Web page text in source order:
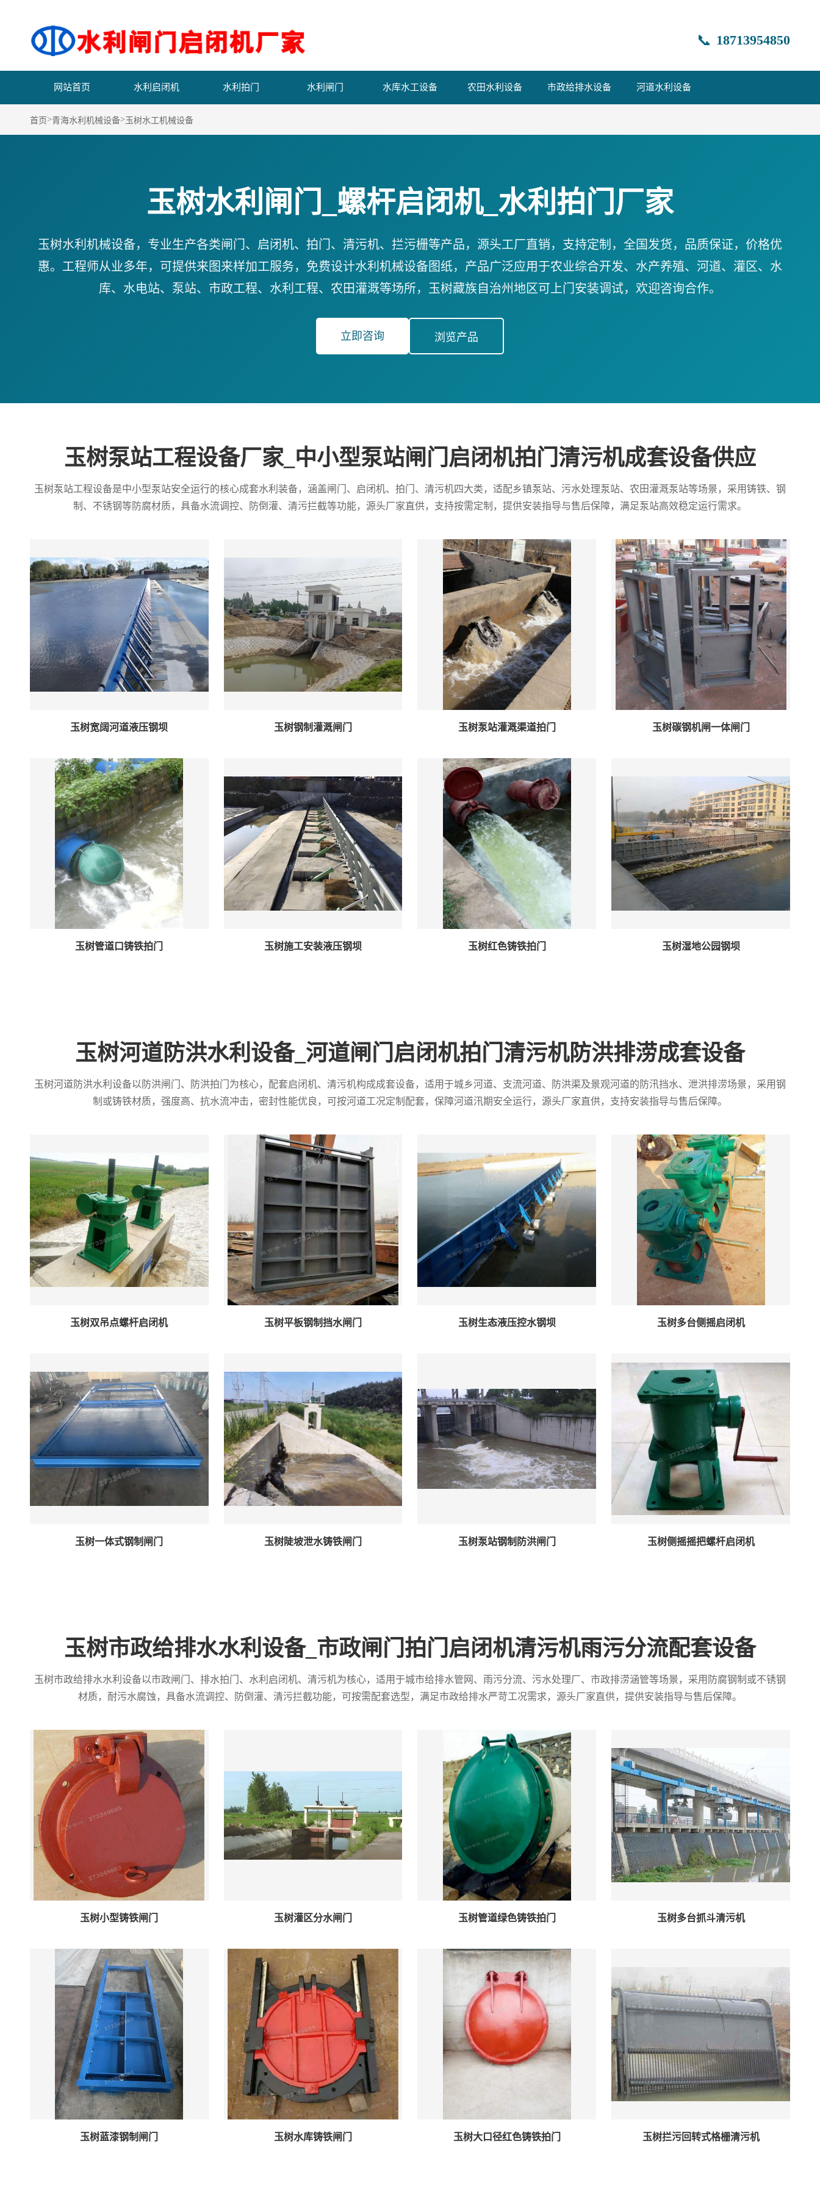
📞 18713954850
网站首页 水利启闭机 水利拍门 水利闸门 水库水工设备 农田水利设备 市政给排水设备 河道水利设备
首页>青海水利机械设备> 玉树水工机械设备
玉树水利闸门_螺杆启闭机_水利拍门厂家
玉树水利机械设备，专业生产各类闸门、启闭机、拍门、清污机、拦污栅等产品，源头工厂直销，支持定制，全国发货，品质保证，价格优
惠。工程师从业多年，可提供来图来样加工服务，免费设计水利机械设备图纸，产品广泛应用于农业综合开发、水产养殖、河道、灌区、水
库、水电站、泵站、市政工程、水利工程、农田灌溉等场所，玉树藏族自治州地区可上门安装调试，欢迎咨询合作。
立即咨询 浏览产品
玉树泵站工程设备厂家_中小型泵站闸门启闭机拍门清污机成套设备供应
玉树泵站工程设备是中小型泵站安全运行的核心成套水利装备，涵盖闸门、启闭机、拍门、清污机四大类，适配乡镇泵站、污水处理泵站、农田灌溉泵站等场景，采用铸铁、钢
制、不锈钢等防腐材质，具备水流调控、防倒灌、清污拦截等功能，源头厂家直供，支持按需定制，提供安装指导与售后保障，满足泵站高效稳定运行需求。
玉树宽阔河道液压钢坝 玉树钢制灌溉闸门 玉树泵站灌溉渠道拍门 玉树碳钢机闸一体闸门
玉树管道口铸铁拍门 玉树施工安装液压钢坝 玉树红色铸铁拍门 玉树湿地公园钢坝
玉树河道防洪水利设备_河道闸门启闭机拍门清污机防洪排涝成套设备
玉树河道防洪水利设备以防洪闸门、防洪拍门为核心，配套启闭机、清污机构成成套设备，适用于城乡河道、支流河道、防洪渠及景观河道的防汛挡水、泄洪排涝场景，采用钢
制或铸铁材质，强度高、抗水流冲击，密封性能优良，可按河道工况定制配套，保障河道汛期安全运行，源头厂家直供，支持安装指导与售后保障。
玉树双吊点螺杆启闭机 玉树平板钢制挡水闸门 玉树生态液压控水钢坝 玉树多台侧摇启闭机
玉树一体式钢制闸门 玉树陡坡泄水铸铁闸门 玉树泵站钢制防洪闸门 玉树侧摇摇把螺杆启闭机
玉树市政给排水水利设备_市政闸门拍门启闭机清污机雨污分流配套设备
玉树市政给排水水利设备以市政闸门、排水拍门、水利启闭机、清污机为核心，适用于城市给排水管网、雨污分流、污水处理厂、市政排涝涵管等场景，采用防腐钢制或不锈钢
材质，耐污水腐蚀，具备水流调控、防倒灌、清污拦截功能，可按需配套选型，满足市政给排水严苛工况需求，源头厂家直供，提供安装指导与售后保障。
玉树小型铸铁闸门 玉树灌区分水闸门 玉树管道绿色铸铁拍门 玉树多台抓斗清污机
玉树蓝漆钢制闸门 玉树水库铸铁闸门 玉树大口径红色铸铁拍门 玉树拦污回转式格栅清污机